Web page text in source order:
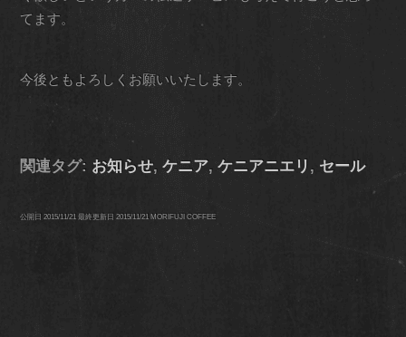
てます。
今後ともよろしくお願いいたします。
関連タグ: お知らせ,ケニア,ケニアニエリ , セール
公開日2015/11/21 最終更新日2015/11/21 MORIFUJI COFFEE